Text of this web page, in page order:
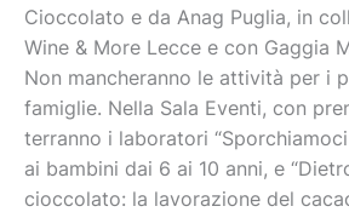
Cioccolato e da Anag Puglia, in
Wine & More Lecce e con Gaggia
Non mancheranno le attività per i
famiglie. Nella Sala Eventi, con
terranno i laboratori
ai bambini dai 6 ai 10 anni, e
cioccolato: la lavorazione del